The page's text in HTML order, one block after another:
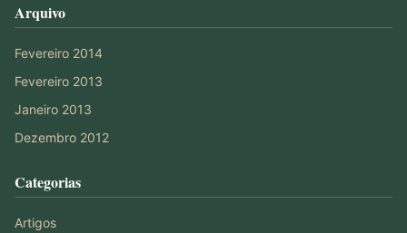
Arquivo
Fevereiro 2014
Fevereiro 2013
Janeiro 2013
Dezembro 2012
Categorias
Artigos